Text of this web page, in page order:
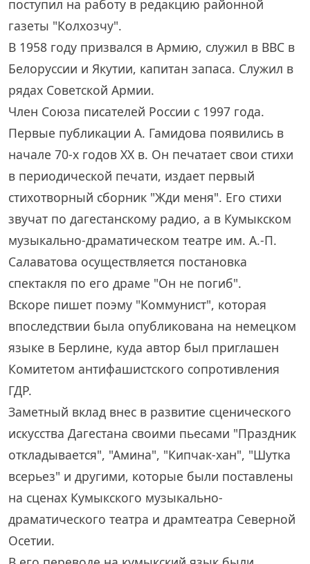
поступил на работу в редакцию районной
газеты "Колхозчу".
В 1958 году призвался в Армию, служил в ВВС в
Белоруссии и Якутии, капитан запаса. Служил в
рядах Советской Армии.
Член Союза писателей России с 1997 года.
Первые публикации А. Гамидова появились в
начале 70-х годов XX в. Он печатает свои стихи
в периодической печати, издает первый
стихотворный сборник "Жди меня". Его стихи
звучат по дагестанскому радио, а в Кумыкском
музыкально-драматическом театре им. А.-П.
Салаватова осуществляется постановка
спектакля по его драме "Он не погиб".
Вскоре пишет поэму "Коммунист", которая
впоследствии была опубликована на немецком
языке в Берлине, куда автор был приглашен
Комитетом антифашистского сопротивления
ГДР.
Заметный вклад внес в развитие сценического
искусства Дагестана своими пьесами "Праздник
откладывается", "Амина", "Кипчак-хан", "Шутка
всерьез" и другими, которые были поставлены
на сценах Кумыкского музыкально-
драматического театра и драмтеатра Северной
Осетии.